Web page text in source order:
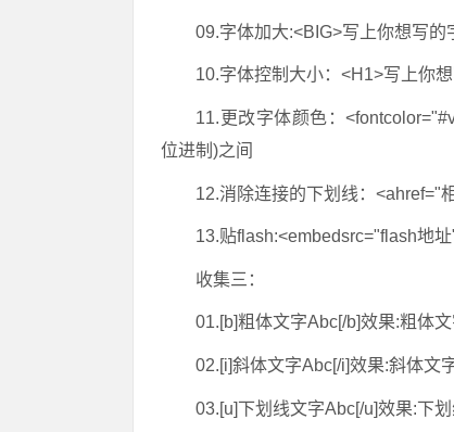
09.字体加大:<BIG>写上你想写的
10.字体控制大小：<H1>写上你
11.更改字体颜色：
位进制)之间
12.消除连接的下划线：<ahref="
13.贴flash:<embedsrc="flash地
收集三：
01.[b]粗体文字Abc[/b]效果:粗体
02.[i]斜体文字Abc[/i]效果:斜体文
03.[u]下划线文字Abc[/u]效果:下